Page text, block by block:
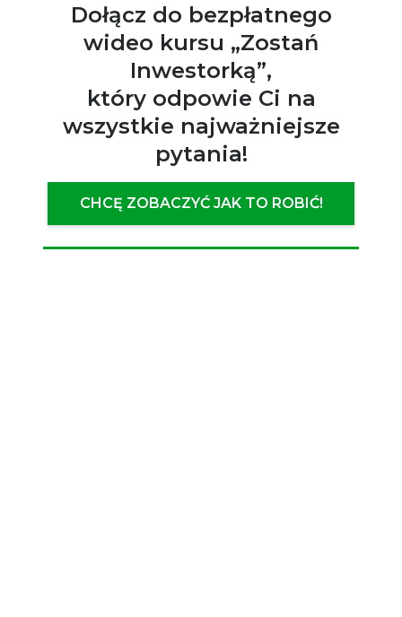
Dołącz do bezpłatnego
wideo kursu „Zostań
Inwestorką”,
który odpowie Ci na
wszystkie najważniejsze
pytania!
CHCĘ ZOBACZYĆ JAK TO ROBIĆ!